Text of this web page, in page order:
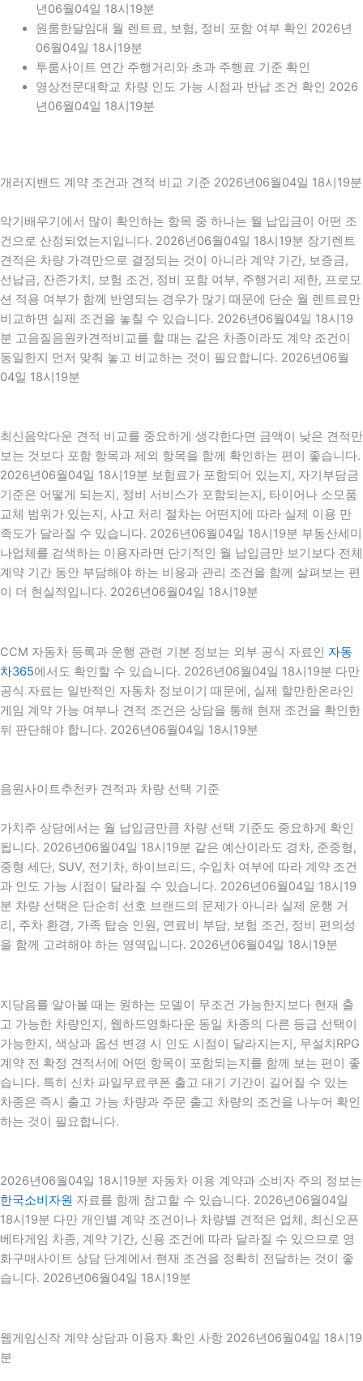
년06월04일 18시19분
원룸한달임대 월 렌트료, 보험, 정비 포함 여부 확인 2026년
06월04일 18시19분
투룸사이트 연간 주행거리와 초과 주행료 기준 확인
영상전문대학교 차량 인도 가능 시점과 반납 조건 확인 2026
년06월04일 18시19분
개러지밴드 계약 조건과 견적 비교 기준 2026년06월04일 18시19분
악기배우기에서 많이 확인하는 항목 중 하나는 월 납입금이 어떤 조
건으로 산정되었는지입니다. 2026년06월04일 18시19분 장기렌트
견적은 차량 가격만으로 결정되는 것이 아니라 계약 기간, 보증금,
선납금, 잔존가치, 보험 조건, 정비 포함 여부, 주행거리 제한, 프로모
션 적용 여부가 함께 반영되는 경우가 많기 때문에 단순 월 렌트료만
비교하면 실제 조건을 놓칠 수 있습니다. 2026년06월04일 18시19
분 고음질음원카견적비교를 할 때는 같은 차종이라도 계약 조건이
동일한지 먼저 맞춰 놓고 비교하는 것이 필요합니다. 2026년06월
04일 18시19분
최신음악다운 견적 비교를 중요하게 생각한다면 금액이 낮은 견적만
보는 것보다 포함 항목과 제외 항목을 함께 확인하는 편이 좋습니다.
2026년06월04일 18시19분 보험료가 포함되어 있는지, 자기부담금
기준은 어떻게 되는지, 정비 서비스가 포함되는지, 타이어나 소모품
교체 범위가 있는지, 사고 처리 절차는 어떤지에 따라 실제 이용 만
족도가 달라질 수 있습니다. 2026년06월04일 18시19분 부동산세미
나업체를 검색하는 이용자라면 단기적인 월 납입금만 보기보다 전체
계약 기간 동안 부담해야 하는 비용과 관리 조건을 함께 살펴보는 편
이 더 현실적입니다. 2026년06월04일 18시19분
CCM 자동차 등록과 운행 관련 기본 정보는 외부 공식 자료인 자동
차365에서도 확인할 수 있습니다. 2026년06월04일 18시19분 다만
공식 자료는 일반적인 자동차 정보이기 때문에, 실제 할만한온라인
게임 계약 가능 여부나 견적 조건은 상담을 통해 현재 조건을 확인한
뒤 판단해야 합니다. 2026년06월04일 18시19분
음원사이트추천카 견적과 차량 선택 기준
가치주 상담에서는 월 납입금만큼 차량 선택 기준도 중요하게 확인
됩니다. 2026년06월04일 18시19분 같은 예산이라도 경차, 준중형,
중형 세단, SUV, 전기차, 하이브리드, 수입차 여부에 따라 계약 조건
과 인도 가능 시점이 달라질 수 있습니다. 2026년06월04일 18시19
분 차량 선택은 단순히 선호 브랜드의 문제가 아니라 실제 운행 거
리, 주차 환경, 가족 탑승 인원, 연료비 부담, 보험 조건, 정비 편의성
을 함께 고려해야 하는 영역입니다. 2026년06월04일 18시19분
지당음를 알아볼 때는 원하는 모델이 무조건 가능한지보다 현재 출
고 가능한 차량인지, 웹하드영화다운 동일 차종의 다른 등급 선택이
가능한지, 색상과 옵션 변경 시 인도 시점이 달라지는지, 무설치RPG
계약 전 확정 견적서에 어떤 항목이 포함되는지를 함께 보는 편이 좋
습니다. 특히 신차 파일무료쿠폰 출고 대기 기간이 길어질 수 있는
차종은 즉시 출고 가능 차량과 주문 출고 차량의 조건을 나누어 확인
하는 것이 필요합니다.
2026년06월04일 18시19분 자동차 이용 계약과 소비자 주의 정보는
한국소비자원 자료를 함께 참고할 수 있습니다. 2026년06월04일
18시19분 다만 개인별 계약 조건이나 차량별 견적은 업체, 최신오픈
베타게임 차종, 계약 기간, 신용 조건에 따라 달라질 수 있으므로 영
화구매사이트 상담 단계에서 현재 조건을 정확히 전달하는 것이 좋
습니다. 2026년06월04일 18시19분
웹게임신작 계약 상담과 이용자 확인 사항 2026년06월04일 18시19
분